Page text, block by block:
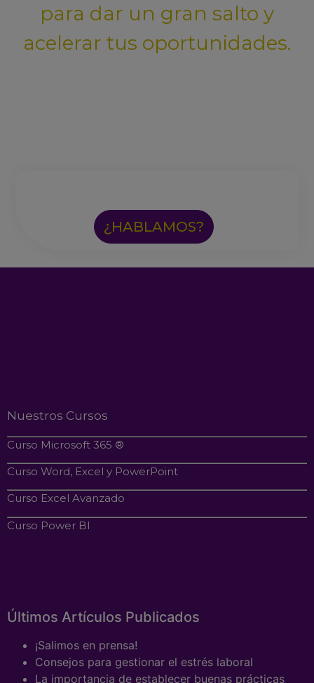
para dar un gran salto y
acelerar tus oportunidades.
¿HABLAMOS?
Nuestros Cursos
Curso Microsoft 365 ®
Curso Word, Excel y PowerPoint
Curso Excel Avanzado
Curso Power BI
Últimos Artículos Publicados
¡Salimos en prensa!
Consejos para gestionar el estrés laboral
La importancia de establecer buenas prácticas